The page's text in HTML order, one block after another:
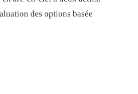
des options basée